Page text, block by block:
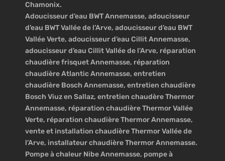
Chamonix.
Adoucisseur d’eau BWT Annemasse, adoucisseur
d’eau BWT Vallée de l’Arve, adoucisseur d’eau BWT
Vallée Verte, adoucisseur d’eau Cillit Annemasse,
adoucisseur d’eau Cillit Vallée de l’Arve, réparation
chaudière frisquet Annemasse, réparation
chaudière Atlantic Annemasse, entretien
chaudière Bosch Annemasse, entretien chaudière
Bosch Viuz en Sallaz, entretien chaudère Thermor
Annemasse, réparation chaudière Thermor Vallée
Verte, réparation chaudière Thermor Annemasse,
vente et installation chaudière Thermor Vallée de
l’Arve, installateur chaudière Thermor Annemasse.
Pompe à chaleur Nibe Annemasse, pompe à